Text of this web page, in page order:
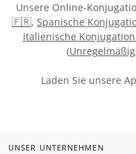
Unsere Online-
🇫🇷, Spanische
Italienische
(
Laden Sie unsere
UNSER UNTERNEHMEN